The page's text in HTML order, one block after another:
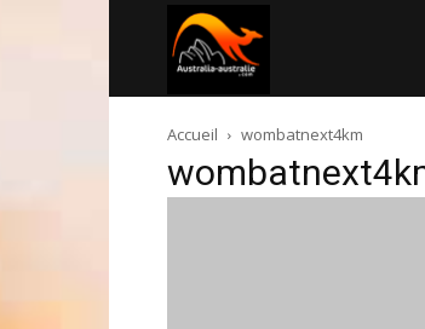
australie.com
Accueil wombatnext4km